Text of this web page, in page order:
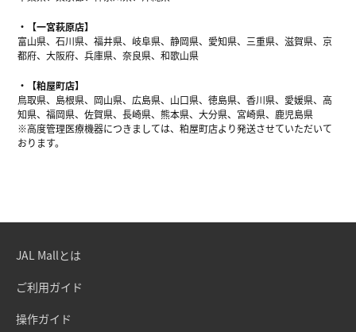
【一宮萩原店】
富山県、石川県、福井県、岐阜県、静岡県、愛知県、三重県、滋賀県、京
都府、大阪府、兵庫県、奈良県、和歌山県
【粕屋町店】
鳥取県、島根県、岡山県、広島県、山口県、徳島県、香川県、愛媛県、高
知県、福岡県、佐賀県、長崎県、熊本県、大分県、宮崎県、鹿児島県
※高度管理医療機器につきましては、粕屋町店より発送させていただいて
おります。
JAL Mallとは
ご利用ガイド
操作ガイド